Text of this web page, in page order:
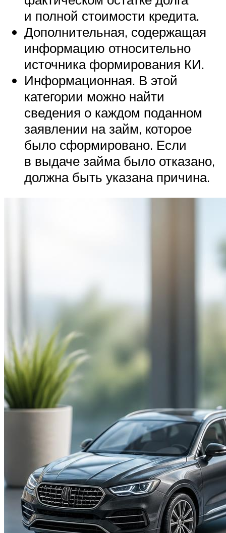
и полной стоимости кредита.
Дополнительная, содержащая
информацию относительно
источника формирования КИ.
Информационная. В этой
категории можно найти
сведения о каждом поданном
заявлении на займ, которое
было сформировано. Если
в выдаче займа было отказано,
должна быть указана причина.